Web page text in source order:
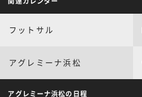
フットサル
アグレミーナ浜松
アグレミーナ浜松の日程